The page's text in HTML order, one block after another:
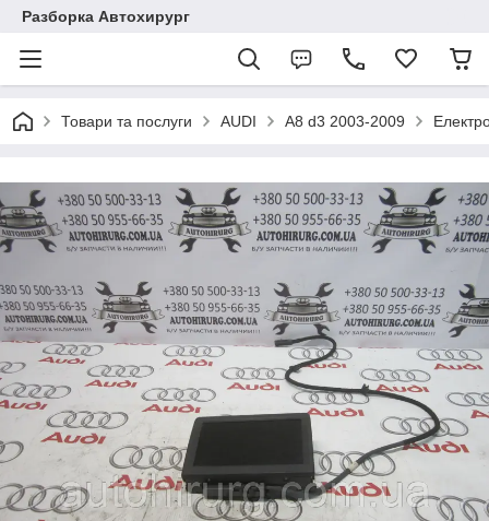
Разборка Автохирург
Товари та послуги AUDI A8 d3 2003-2009